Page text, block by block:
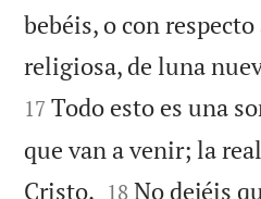
bebéis, o con
religiosa, de luna
17 Todo esto es una
que van a venir; la
Cristo. 

18 No dejéis